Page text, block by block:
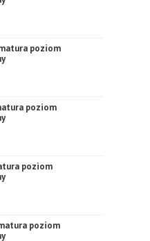
poziom
poziom
poziom
poziom